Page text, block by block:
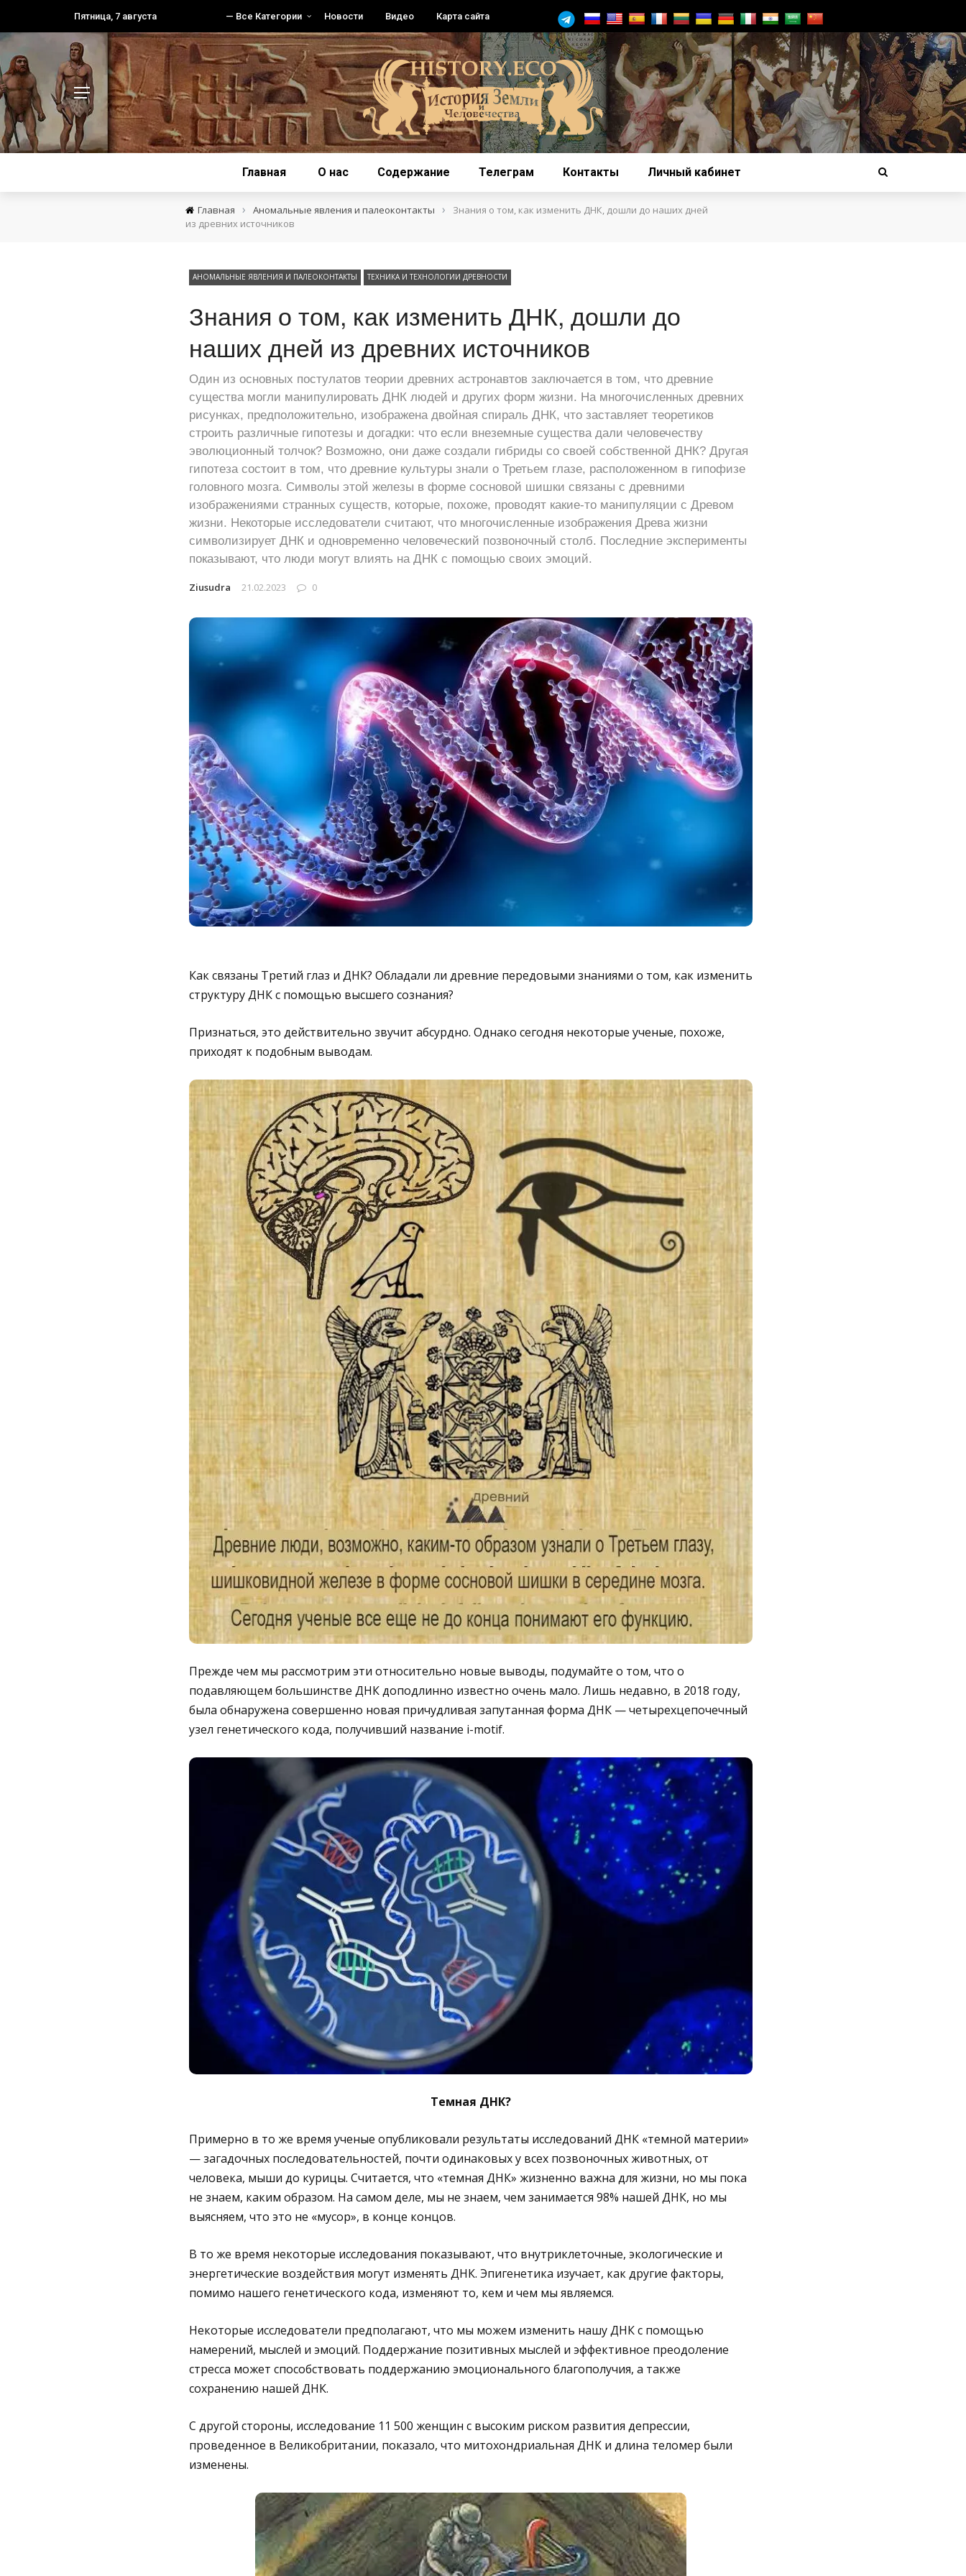
Пятница, 7 августа — Все Категории Новости Видео Карта сайта
Главная О нас Содержание Телеграм Контакты Личный кабинет
Главная › Аномальные явления и палеоконтакты ›
Знания о том, как изменить ДНК, дошли до наших дней
из древних источников
АНОМАЛЬНЫЕ ЯВЛЕНИЯ И ПАЛЕОКОНТАКТЫ ТЕХНИКА И ТЕХНОЛОГИИ ДРЕВНОСТИ
Знания о том, как изменить ДНК, дошли до
наших дней из древних источников
Один из основных постулатов теории древних астронавтов заключается в том, что древние
существа могли манипулировать ДНК людей и других форм жизни. На многочисленных древних
рисунках, предположительно, изображена двойная спираль ДНК, что заставляет теоретиков
строить различные гипотезы и догадки: что если внеземные существа дали человечеству
эволюционный толчок? Возможно, они даже создали гибриды со своей собственной ДНК? Другая
гипотеза состоит в том, что древние культуры знали о Третьем глазе, расположенном в гипофизе
головного мозга. Символы этой железы в форме сосновой шишки связаны с древними
изображениями странных существ, которые, похоже, проводят какие-то манипуляции с Древом
жизни. Некоторые исследователи считают, что многочисленные изображения Древа жизни
символизирует ДНК и одновременно человеческий позвоночный столб. Последние эксперименты
показывают, что люди могут влиять на ДНК с помощью своих эмоций.
Ziusudra 21.02.2023 0
Как связаны Третий глаз и ДНК? Обладали ли древние передовыми знаниями о том, как изменить
структуру ДНК с помощью высшего сознания?
Признаться, это действительно звучит абсурдно. Однако сегодня некоторые ученые, похоже,
приходят к подобным выводам.
Прежде чем мы рассмотрим эти относительно новые выводы, подумайте о том, что о
подавляющем большинстве ДНК доподлинно известно очень мало. Лишь недавно, в 2018 году,
была обнаружена совершенно новая причудливая запутанная форма ДНК — четырехцепочечный
узел генетического кода, получивший название i-motif.
Темная ДНК?
Примерно в то же время ученые опубликовали результаты исследований ДНК «темной материи»
— загадочных последовательностей, почти одинаковых у всех позвоночных животных, от
человека, мыши до курицы. Считается, что «темная ДНК» жизненно важна для жизни, но мы пока
не знаем, каким образом. На самом деле, мы не знаем, чем занимается 98% нашей ДНК, но мы
выясняем, что это не «мусор», в конце концов.
В то же время некоторые исследования показывают, что внутриклеточные, экологические и
энергетические воздействия могут изменять ДНК. Эпигенетика изучает, как другие факторы,
помимо нашего генетического кода, изменяют то, кем и чем мы являемся.
Некоторые исследователи предполагают, что мы можем изменить нашу ДНК с помощью
намерений, мыслей и эмоций. Поддержание позитивных мыслей и эффективное преодоление
стресса может способствовать поддержанию эмоционального благополучия, а также
сохранению нашей ДНК.
С другой стороны, исследование 11 500 женщин с высоким риском развития депрессии,
проведенное в Великобритании, показало, что митохондриальная ДНК и длина теломер были
изменены.